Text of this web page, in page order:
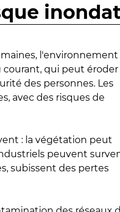
l'environnement
qui peut éroder
des personnes. Les
avec des risques de
: la végétation peut
peuvent
subissent des pertes